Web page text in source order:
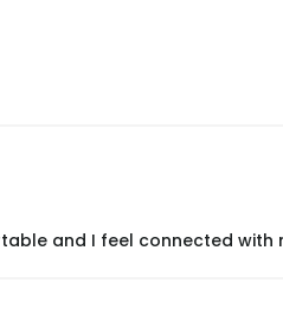
and I feel connected with